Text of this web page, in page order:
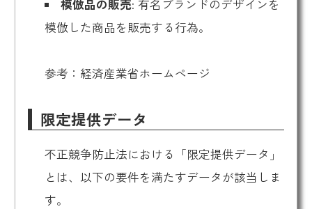
模倣品の販売: 有名ブランドのデザインを
模倣した商品を販売する行為。
参考： 経済産業省ホームページ
限定提供データ
不正競争防止法における「限定提供データ」
とは、以下の要件を満たすデータが該当しま
す。